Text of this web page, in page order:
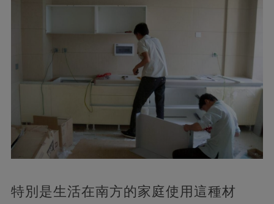
特別是生活在南方的家庭使用這種材